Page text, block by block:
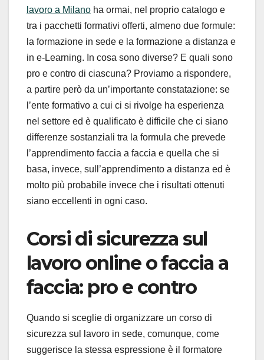
lavoro a Milano ha ormai, nel proprio catalogo e
tra i pacchetti formativi offerti, almeno due formule:
la formazione in sede e la formazione a distanza e
in e-Learning. In cosa sono diverse? E quali sono
pro e contro di ciascuna? Proviamo a rispondere,
a partire però da un’importante constatazione: se
l’ente formativo a cui ci si rivolge ha esperienza
nel settore ed è qualificato è difficile che ci siano
differenze sostanziali tra la formula che prevede
l’apprendimento faccia a faccia e quella che si
basa, invece, sull’apprendimento a distanza ed è
molto più probabile invece che i risultati ottenuti
siano eccellenti in ogni caso.
Corsi di sicurezza sul
lavoro online o faccia a
faccia: pro e contro
Quando si sceglie di organizzare un corso di
sicurezza sul lavoro in sede, comunque, come
suggerisce la stessa espressione è il formatore